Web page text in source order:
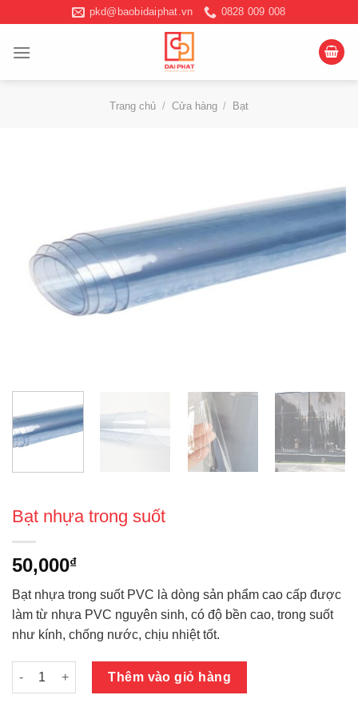
nội
pkd@baobidaiphat.vn 0828 009 008
Trang chủ / Cửa hàng / Bạt
Bạt nhựa trong suốt
50,000₫
Bạt nhựa trong suốt PVC là dòng sản phẩm cao cấp được
làm từ nhựa PVC nguyên sinh, có độ bền cao, trong suốt
như kính, chống nước, chịu nhiệt tốt.
Bạt nhựa trong suốt số lượng
Thêm vào giỏ hàng